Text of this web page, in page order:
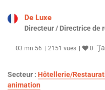
De Luxe
Directeur / Directrice de
03 mn 56 2151 vues 0
Secteur : Hôtellerie/
animation